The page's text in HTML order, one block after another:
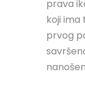
prava
koji ima
prvog